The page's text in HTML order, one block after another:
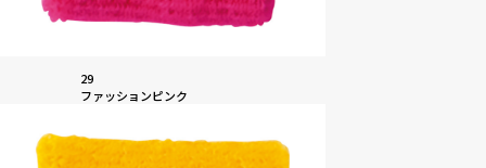
29
ファッションピンク